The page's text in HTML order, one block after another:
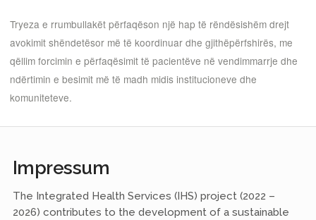
Tryeza e rrumbullakët përfaqëson një hap të rëndësishëm drejt
avokimit shëndetësor më të koordinuar dhe gjithëpërfshirës, me
qëllim forcimin e përfaqësimit të pacientëve në vendimmarrje dhe
ndërtimin e besimit më të madh midis institucioneve dhe
komuniteteve.
Impressum
The Integrated Health Services (IHS) project (2022 –
2026) contributes to the development of a sustainable